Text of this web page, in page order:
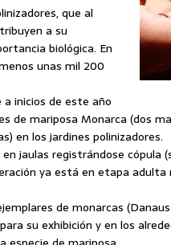
que al
a su
biológica. En
unas mil 200
inicios de este año
de mariposa Monarca (dos
en los jardines polinizadores.
jaulas registrándose cópula
ya está en etapa adulta
de monarcas
su exhibición y en los